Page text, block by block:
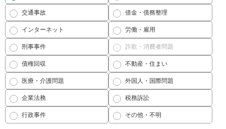
交通事故 借金・債務整理
インターネット 労働・雇用
刑事事件 詐欺・消費者問題
債権回収 不動産・住まい
医療・介護問題 外国人・国際問題
企業法務 税務訴訟
行政事件 その他・不明